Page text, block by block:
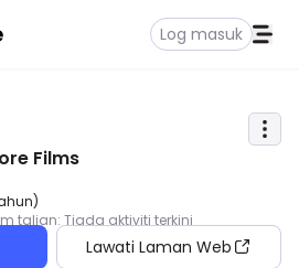
Log masuk
Films
)
talian: Tiada aktiviti terkini
Lawati Laman Web